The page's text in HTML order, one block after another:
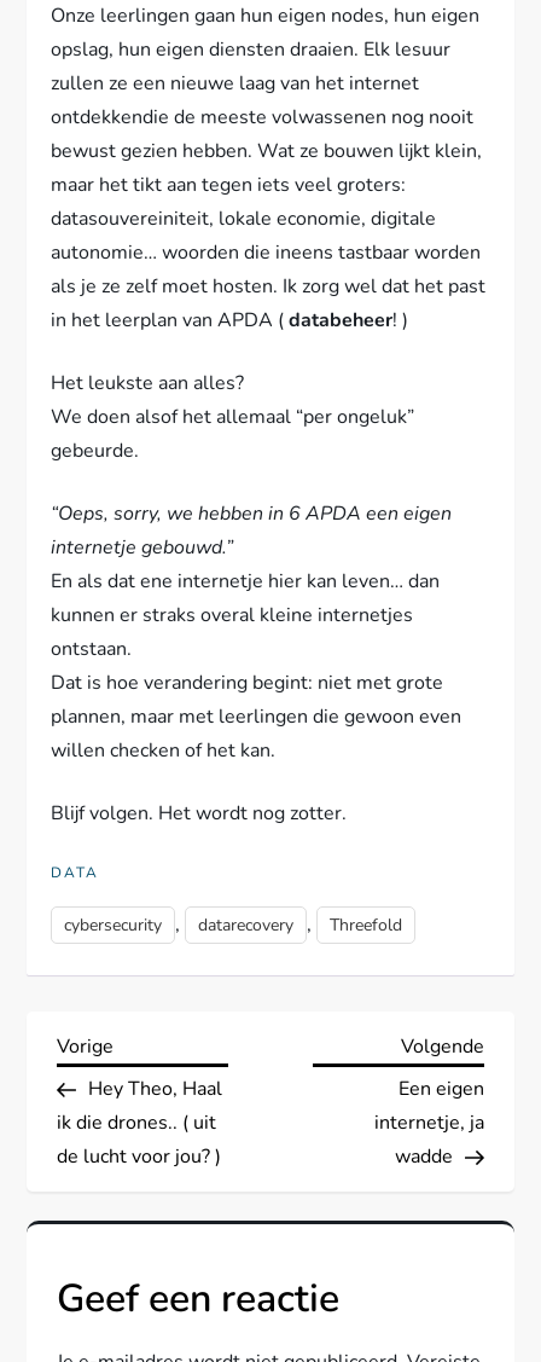
Onze leerlingen gaan hun eigen nodes, hun eigen
opslag, hun eigen diensten draaien. Elk lesuur
zullen ze een nieuwe laag van het internet
ontdekkendie de meeste volwassenen nog nooit
bewust gezien hebben. Wat ze bouwen lijkt klein,
maar het tikt aan tegen iets veel groters:
datasouvereiniteit, lokale economie, digitale
autonomie… woorden die ineens tastbaar worden
als je ze zelf moet hosten. Ik zorg wel dat het past
in het leerplan van APDA (databeheer! )
Het leukste aan alles?
We doen alsof het allemaal “per ongeluk”
gebeurde.
“Oeps, sorry, we hebben in 6 APDA een eigen
internetje gebouwd.”
En als dat ene internetje hier kan leven… dan
kunnen er straks overal kleine internetjes
ontstaan.
Dat is hoe verandering begint: niet met grote
plannen, maar met leerlingen die gewoon even
willen checken of het kan.
Blijf volgen. Het wordt nog zotter.
DATA
cybersecurity , datarecovery , Threefold
B
e
r
i
c
h
Vorig
bericht
Vorige
Hey Theo, Haal
ik die drones.. ( uit
de lucht voor jou? )
Volgende
Een eigen
internetje, ja
wadde
Geef een reactie